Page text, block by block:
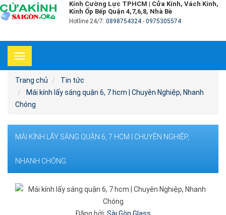
Kính Cường Lực TPHCM | Cửa Kính, Vách Kính,
Kính Ốp Bếp Quận 4,7,6,8, Nhà Bè
Hotline 24/7: 0898754324- 0975305574
Toggle
navigation
Trang chủ
Tin tức
Mái kính lấy sáng quận 6, 7 hcm | Chuyên Nghiệp, Nhanh
Chóng
MÁI KÍNH LẤY SÁNG QUẬN 6, 7 HCM | CHUYÊN NGHIỆP,
NHANH CHÓNG